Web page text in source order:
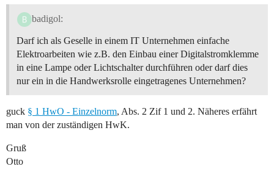
badigol:
Darf ich als Geselle in einem IT Unternehmen einfache
Elektroarbeiten wie z.B. den Einbau einer Digitalstromklemme
in eine Lampe oder Lichtschalter durchführen oder darf dies
nur ein in die Handwerksrolle eingetragenes Unternehmen?
guck § 1 HwO - Einzelnorm, Abs. 2 Zif 1 und 2. Näheres erfährt
man von der zuständigen HwK.
Gruß
Otto